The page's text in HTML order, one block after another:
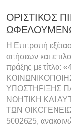
ΟΡΙΣΤΙΚΟΣ
Η Επιτροπή
αιτήσεων και
πράξης με
ΥΠΟΣΤΗΡΙΞΗΣ
ΝΟΗΤΙΚΗ ΚΑΙ
ΤΩΝ
5002625,